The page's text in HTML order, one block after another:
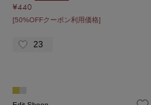
¥440
[50%OFFクーポン利用価格]
23